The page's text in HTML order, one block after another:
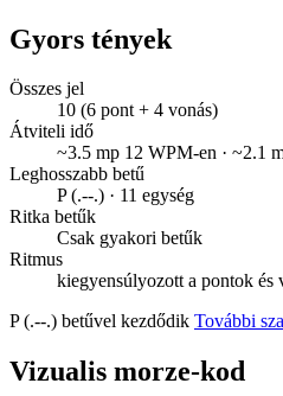
Gyors tények
Összes jel
10 (6 pont + 4 vonás)
Átviteli idő
~3.5 mp 12 WPM-en · ~2.1
Leghosszabb betű
P (.--.) · 11 egység
Ritka betűk
Csak gyakori betűk
Ritmus
kiegyensúlyozott a pontok és
P (.--.) betűvel kezdődik További
Vizualis morze-kod